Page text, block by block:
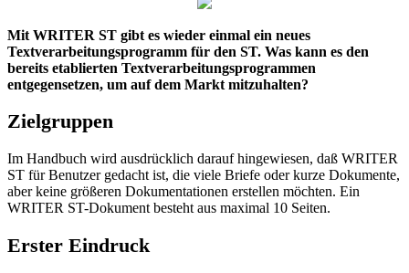
Mit WRITER ST gibt es wieder einmal ein neues
Textverarbeitungsprogramm für den ST. Was kann es den
bereits etablierten Textverarbeitungsprogrammen
entgegensetzen, um auf dem Markt mitzuhalten?
Zielgruppen
Im Handbuch wird ausdrücklich darauf hingewiesen, daß WRITER
ST für Benutzer gedacht ist, die viele Briefe oder kurze Dokumente,
aber keine größeren Dokumentationen erstellen möchten. Ein
WRITER ST-Dokument besteht aus maximal 10 Seiten.
Erster Eindruck